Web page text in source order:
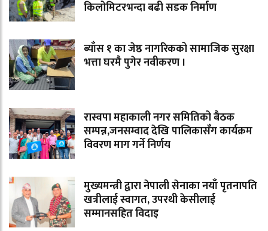
किलोमिटरभन्दा बढी सडक निर्माण
ब्याँस १ का जेष्ठ नागरिकको सामाजिक सुरक्षा
भत्ता घरमै पुगेर नवीकरण ।
रास्वपा महाकाली नगर समितिको बैठक
सम्पन्न,जनसम्वाद देखि पालिकासँग कार्यक्रम
विवरण माग गर्ने निर्णय
मुख्यमन्त्री द्वारा नेपाली सेनाका नयाँ पृतनापति
खत्रीलाई स्वागत, उपरथी केसीलाई
सम्मानसहित विदाइ